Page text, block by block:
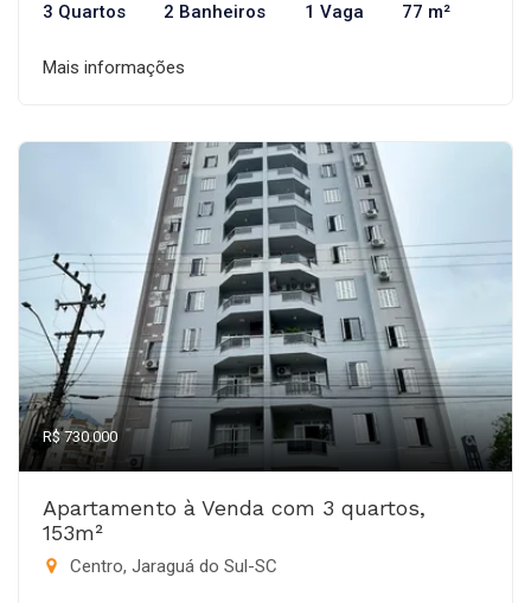
3 Quartos 2 Banheiros 1 Vaga 77 m²
Mais informações
R$ 730.000
Apartamento à Venda com 3 quartos,
153m²
Centro, Jaraguá do Sul-SC